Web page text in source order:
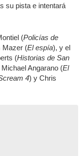
su pista e intentará
(Policías de
Mazer (El espía), y el
(Historias de San
Michael Angarano (El
4) y Chris